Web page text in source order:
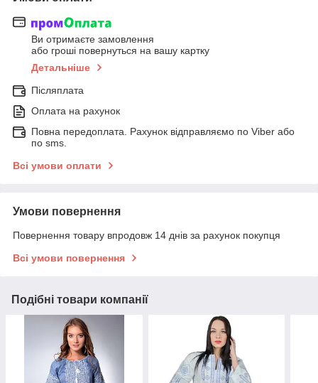
Ви отримаєте замовлення
або гроші повернуться на вашу картку
Детальніше
Післяплата
Оплата на рахунок
Повна передоплата. Рахунок відправляємо по Viber або
по sms.
Всі умови оплати
Умови повернення
Повернення товару впродовж 14 днів за рахунок покупця
Всі умови повернення
Подібні товари компанії